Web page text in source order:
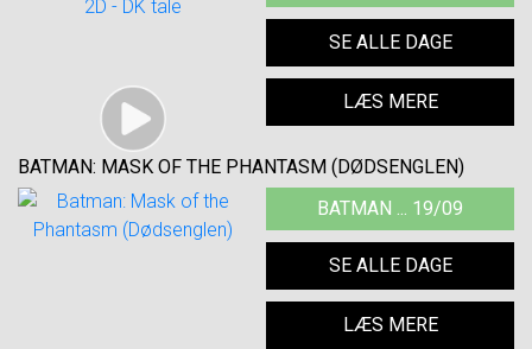
SE ALLE DAGE
LÆS MERE
BATMAN: MASK OF THE PHANTASM (DØDSENGLEN)
BATMAN ... 19/09
SE ALLE DAGE
LÆS MERE